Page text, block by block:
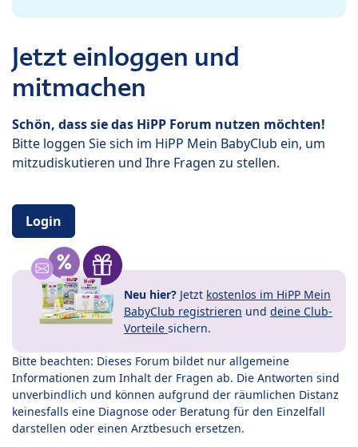
Jetzt einloggen und
mitmachen
Schön, dass sie das HiPP Forum nutzen möchten!
Bitte loggen Sie sich im HiPP Mein BabyClub ein, um
mitzudiskutieren und Ihre Fragen zu stellen.
Login
Neu hier? Jetzt kostenlos im HiPP Mein
BabyClub registrieren und deine Club-
Vorteile sichern.
Bitte beachten: Dieses Forum bildet nur allgemeine
Informationen zum Inhalt der Fragen ab. Die Antworten sind
unverbindlich und können aufgrund der räumlichen Distanz
keinesfalls eine Diagnose oder Beratung für den Einzelfall
darstellen oder einen Arztbesuch ersetzen.